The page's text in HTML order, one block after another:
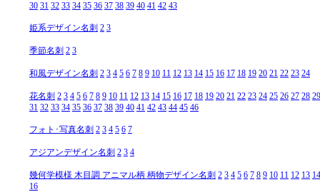
30 31 32 33 34 35 36 37 38 39 40 41 42 43
姫系デザイン名刺 2 3
季節名刺 2 3
和風デザイン名刺 2 3 4 5 6 7 8 9 10 11 12 13 14 15 16 17 18 19 20 21 22 23 24
花名刺 2 3 4 5 6 7 8 9 10 11 12 13 14 15 16 17 18 19 20 21 22 23 24 25 26 27 28 29
31 32 33 34 35 36 37 38 39 40 41 42 43 44 45 46
フォト･写真名刺 2 3 4 5 6 7
アジアンデザイン名刺 2 3 4
幾何学模様 木目調 アニマル柄 柄物デザイン名刺 2 3 4 5 6 7 8 9 10 11 12 13 14
16